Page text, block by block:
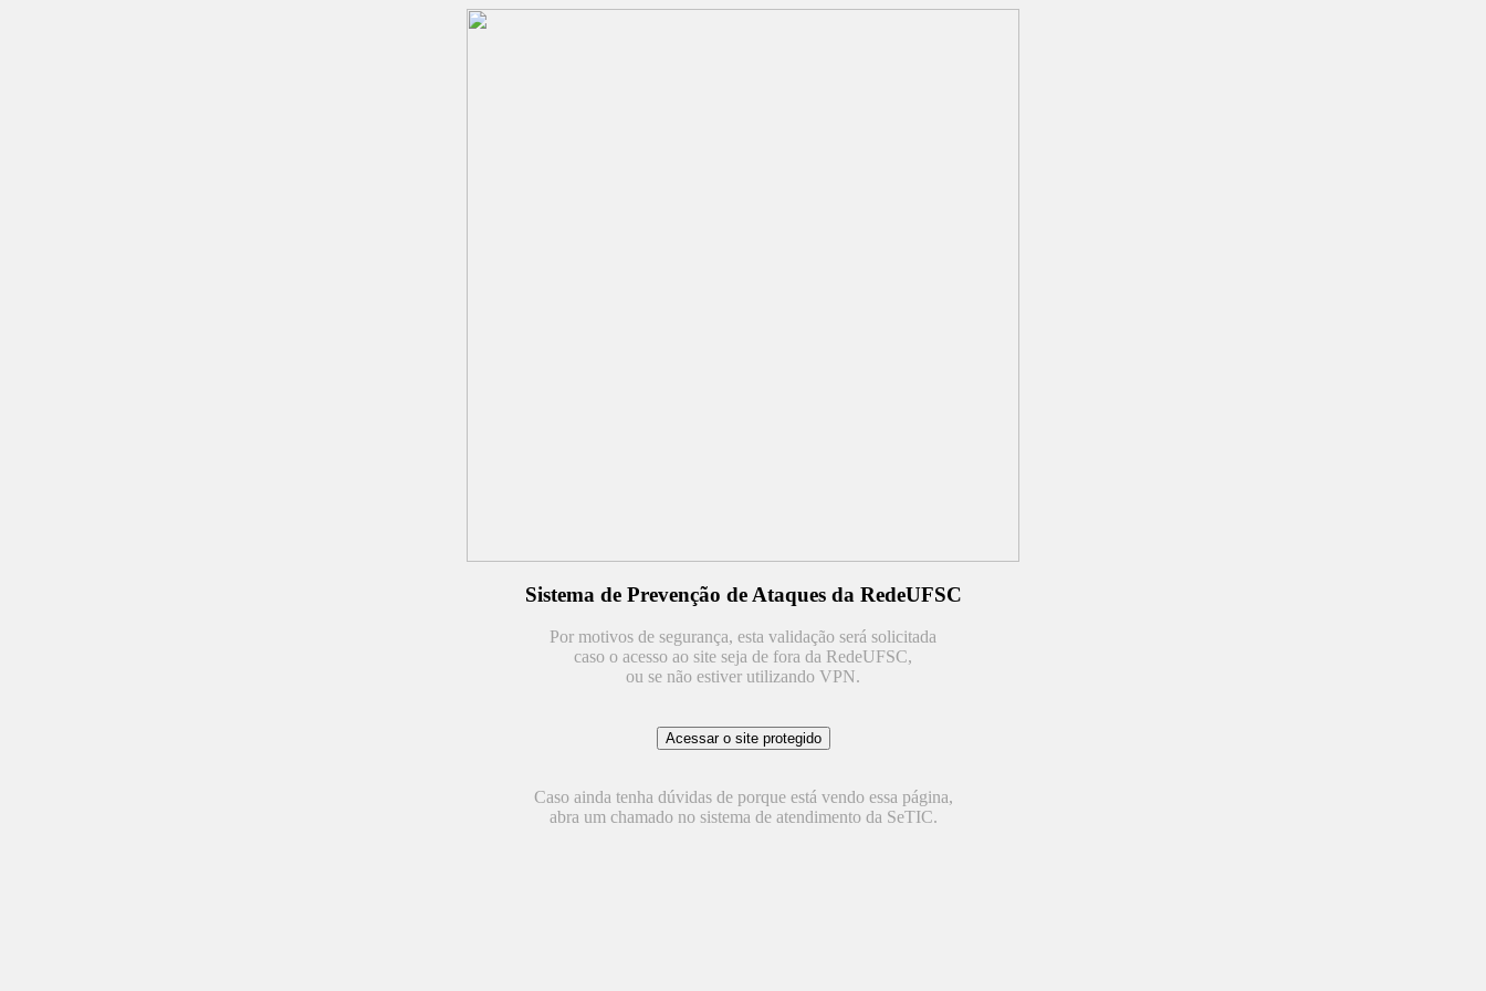
Sistema de Prevenção de Ataques da RedeUFSC
Por motivos de segurança, esta validação será solicitada
caso o acesso ao site seja de fora da RedeUFSC,
ou se não estiver utilizando VPN.
Caso ainda tenha dúvidas de porque está vendo essa página,
abra um chamado no sistema de atendimento da SeTIC.